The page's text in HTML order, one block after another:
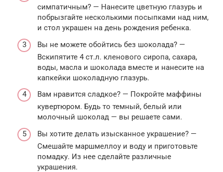
симпатичным? — Нанесите цветную глазурь и
побрызгайте несколькими посыпками над ним,
и стол украшен на день рождения ребенка.
Вы не можете обойтись без шоколада? —
Вскипятите 4 ст.л. кленового сиропа, сахара,
воды, масла и шоколада вместе и нанесите на
капкейки шоколадную глазурь.
Вам нравится сладкое? — Покройте маффины
кувертюром. Будь то темный, белый или
молочный шоколад — вы решаете сами.
Вы хотите делать изысканное украшение? —
Смешайте маршмеллоу и воду и приготовьте
помадку. Из нее сделайте различные
украшения.